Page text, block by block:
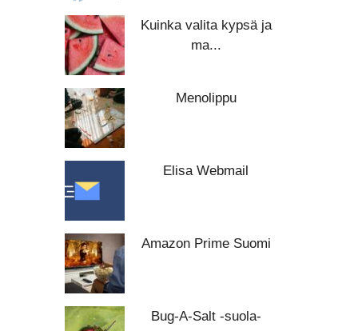
Kuinka valita kypsä ja
ma...
Menolippu
Elisa Webmail
Amazon Prime Suomi
Bug-A-Salt -suola-